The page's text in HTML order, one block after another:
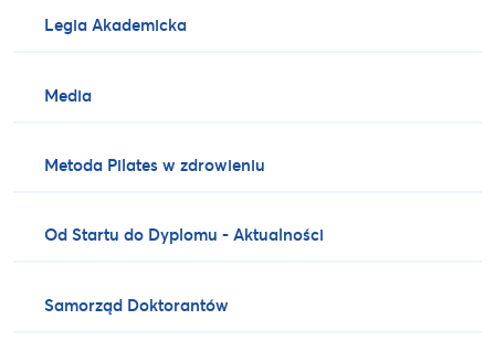
Legia Akademicka
Media
Metoda Pilates w zdrowieniu
Od Startu do Dyplomu - Aktualności
Samorząd Doktorantów